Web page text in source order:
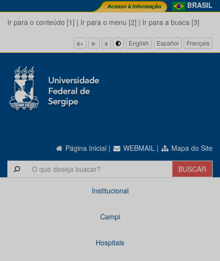
BRASIL
Ir para o conteúdo [1] | Ir para o menu [2] | Ir para a busca [3]
a+ a- a English Español Français
Página Inicial | WEBMAIL | Mapa do Site
Institucional
Campi
Hospitais